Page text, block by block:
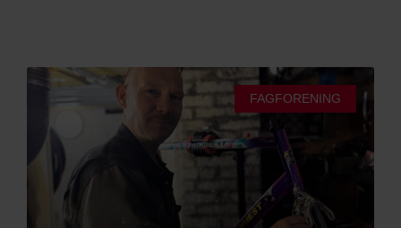
FAGFORENING